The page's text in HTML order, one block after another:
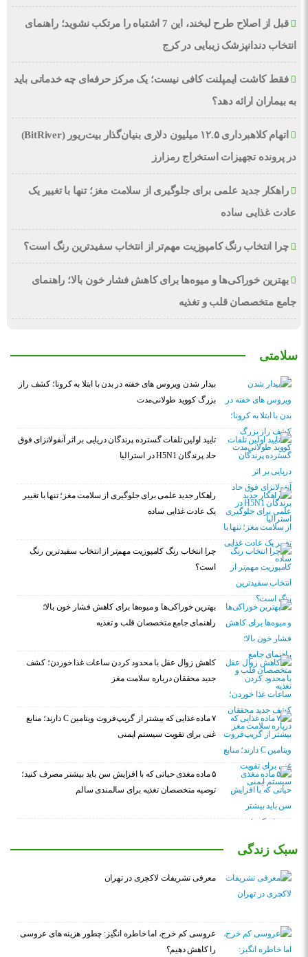
قبل از اصلاح طرح لبخند، این 7 اشتباه را مرتکب نشوید؛ راهنمای
انتخاب دندانپزشک زیبایی در کرج
فقط کاشت ایمپلنت کافی نیست؛ یک مرکز حرفه‌ای چه خدماتی باید
به بیماران ارائه دهد؟
اتهام کلاهبرداری ۱۲.۵ میلیون دلاری بنیان‌گذار بیت‌ریور (BitRiver)
در پرونده تجهیزات استخراج رمزارز
راهکار جدید علمی برای جلوگیری از سلامت مغز؛ تنها با تغییر یک
عادت غذایی ساده
چرا انتخاب رنگ کامپوزیت مهم‌تر از انتخاب سفیدترین رنگ است؟
بهترین خوراکی‌ها و میوه‌ها برای کاهش فشار خون بالا؛ راهنمای
جامع متخصصان قلب و تغذیه
سلامتی
بیدار شدن ویروس‌ های خفته در بدن با ابتلا به کرونا؛ کشف راز
بزرگ کووید طولانی‌مدت
تایید اولین تلفات گسترده پرندگان دریایی بر اثر آنفولانزای فوق
حاد پرندگان H5N1 در استرالیا
راهکار جدید علمی برای جلوگیری از سلامت مغز؛ تنها با تغییر
یک عادت غذایی ساده
چرا انتخاب رنگ کامپوزیت مهم‌تر از انتخاب سفیدترین رنگ
است؟
بهترین خوراکی‌ها و میوه‌ها برای کاهش فشار خون بالا؛
راهنمای جامع متخصصان قلب و تغذیه
کاهش زوال عقل با محدود کردن ساعات غذا خوردن؛ کشف
جدید محققان درباره سلامت مغز
۷ ماده غذایی که بیشتر از گریپ‌فروت ویتامین C دارند؛ منابع
غنی برای تقویت سیستم ایمنی
۵ ماده مغذی حیاتی که با افزایش سن باید بیشتر مصرف کنید؛
توصیه متخصصان تغذیه برای سالمندی سالم
سبک زندگی
معرفی تشریفات لاکچری در تهران
عروسی کم خرج، اما خاطره انگیز: چطور هزینه های عروسی
را کاهش دهیم؟